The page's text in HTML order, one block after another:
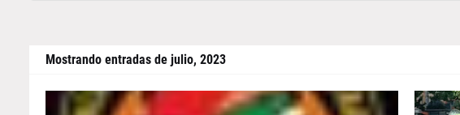
Mostrando entradas de julio, 2023